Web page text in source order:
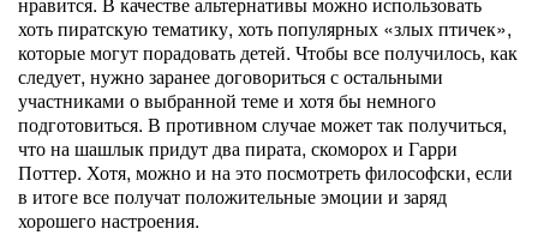
хоть пиратскую тематику, хоть популярных «злых птичек»,
которые могут порадовать детей. Чтобы все получилось, как
следует, нужно заранее договориться с остальными
участниками о выбранной теме и хотя бы немного
подготовиться. В противном случае может так получиться,
что на шашлык придут два пирата, скоморох и Гарри
Поттер. Хотя, можно и на это посмотреть философски, если
в итоге все получат положительные эмоции и заряд
хорошего настроения.